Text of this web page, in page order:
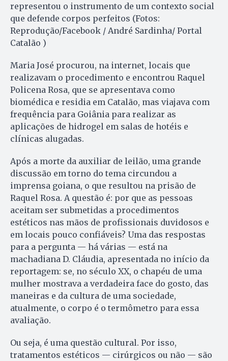
representou o instrumento de um contexto social
que defende corpos perfeitos (Fotos:
Reprodução/Facebook / André Sardinha/ Portal
Catalão )
Maria José procurou, na internet, locais que
realizavam o procedimento e encontrou Raquel
Policena Rosa, que se apresentava como
biomédica e residia em Catalão, mas viajava com
frequência para Goiânia para realizar as
aplicações de hidrogel em salas de hotéis e
clínicas alugadas.
Após a morte da auxiliar de leilão, uma grande
discussão em torno do tema circundou a
imprensa goiana, o que resultou na prisão de
Raquel Rosa. A questão é: por que as pessoas
aceitam ser submetidas a procedimentos
estéticos nas mãos de profissionais duvidosos e
em locais pouco confiáveis? Uma das respostas
para a pergunta — há várias — está na
machadiana D. Cláudia, apresentada no início da
reportagem: se, no século XX, o chapéu de uma
mulher mostrava a verdadeira face do gosto, das
maneiras e da cultura de uma sociedade,
atualmente, o corpo é o termômetro para essa
avaliação.
Ou seja, é uma questão cultural. Por isso,
tratamentos estéticos — cirúrgicos ou não — são